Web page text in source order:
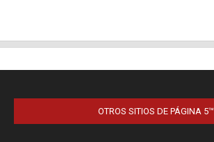
OTROS SITIOS DE PÁGINA 5™